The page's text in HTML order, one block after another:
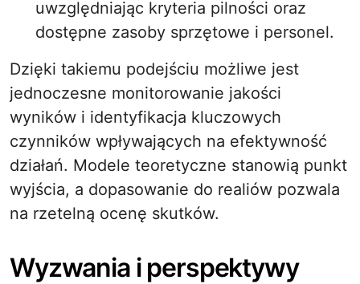
uwzględniając kryteria pilności oraz
dostępne zasoby sprzętowe i personel.
Dzięki takiemu podejściu możliwe jest
jednoczesne monitorowanie jakości
wyników i identyfikacja kluczowych
czynników wpływających na efektywność
działań. Modele teoretyczne stanowią punkt
wyjścia, a dopasowanie do realiów pozwala
na rzetelną ocenę skutków.
Wyzwania i perspektywy